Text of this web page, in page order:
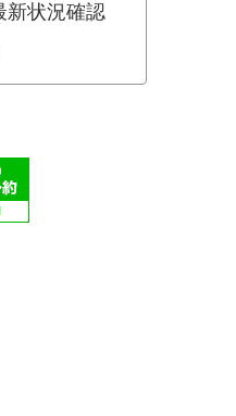
新状況確認